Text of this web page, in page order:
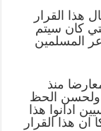
هذا القرار
كان سيتم
المسلمين
منذ
ولحسن الحظ
ادانوا هذا
هذا القرار